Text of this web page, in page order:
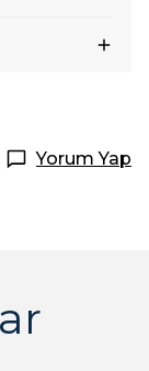
Yorum Yap